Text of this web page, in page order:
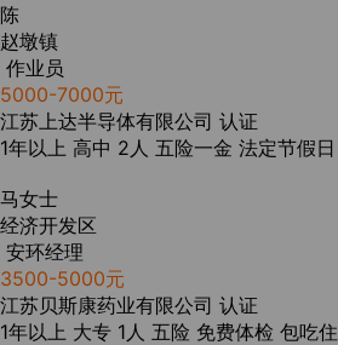
陈
赵墩镇
作业员
5000-7000元
江苏上达半导体有限公司 认证
1年以上 高中 2人 五险一金 法定节假日
马女士
经济开发区
安环经理
3500-5000元
江苏贝斯康药业有限公司 认证
1年以上 大专 1人 五险 免费体检 包吃住